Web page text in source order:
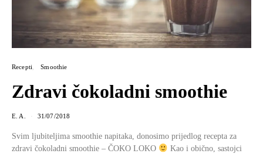
Recepti Smoothie
Zdravi čokoladni smoothie
E. A. 31/07/2018
Svim ljubiteljima smoothie napitaka, donosimo prijedlog recepta za
zdravi čokoladni smoothie – ČOKO LOKO
Kao i obično, sastojci